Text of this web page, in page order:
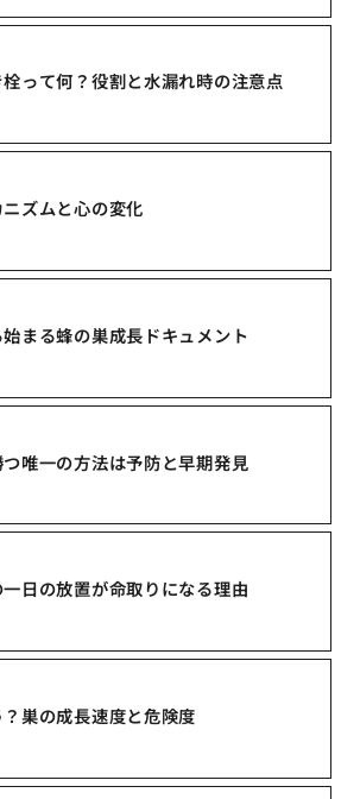
って何？役割と水漏れ時の注意点
ズムと心の変化
まる蜂の巣成長ドキュメント
唯一の方法は予防と早期発見
日の放置が命取りになる理由
巣の成長速度と危険度